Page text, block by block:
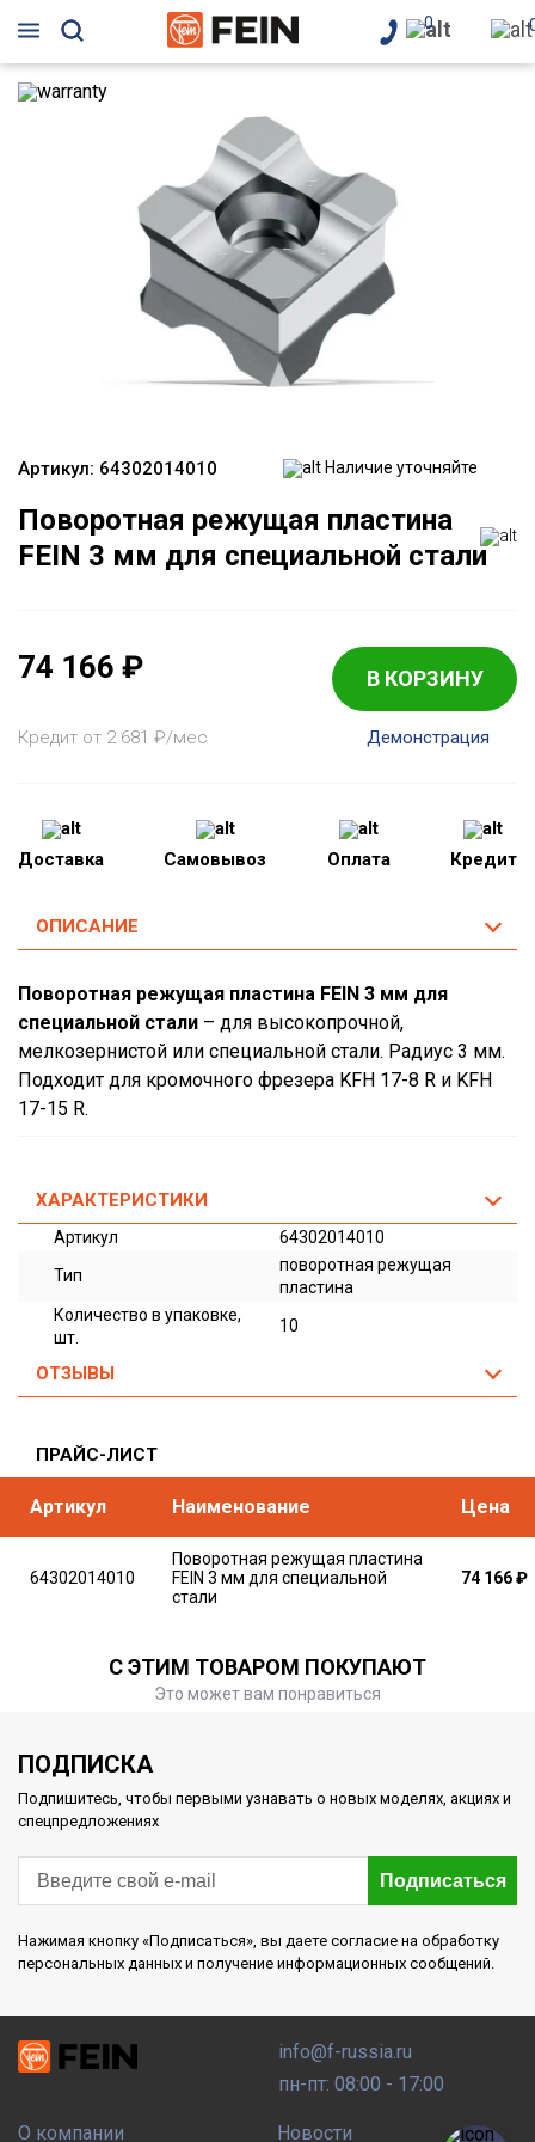
0
Артикул: 64302014010 Наличие уточняйте
Поворотная режущая пластина
FEIN 3 мм для специальной стали
74 166 ₽ В КОРЗИНУ
Кредит от 2 681 ₽/мес Демонстрация
Доставка Самовывоз Оплата Кредит
ОПИСАНИЕ
Поворотная режущая пластина FEIN 3 мм для
специальной стали – для высокопрочной,
мелкозернистой или специальной стали. Радиус 3 мм.
Подходит для кромочного фрезера KFH 17-8 R и KFH
17-15 R.
ХАРАКТЕРИСТИКИ
Артикул
64302014010
Тип
поворотная режущая
пластина
Количество в упаковке,
шт.
10
ОТЗЫВЫ
ПРАЙС-ЛИСТ
Артикул Наименование Цена
64302014010
Поворотная режущая пластина
FEIN 3 мм для специальной
стали
74 166₽
С ЭТИМ ТОВАРОМ ПОКУПАЮТ
Это может вам понравиться
ПОДПИСКА
Подпишитесь, чтобы первыми узнавать о новых моделях, акциях и
спецпредложениях
Подписаться
Нажимая кнопку «Подписаться», вы даете согласие на обработку
персональных данных и получение информационных сообщений.
О компании Новости
info@f-russia.ru
пн-пт: 08:00 - 17:00